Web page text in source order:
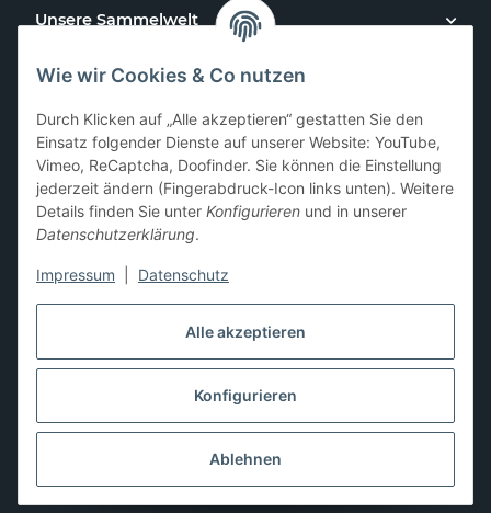
Alle akzeptieren
Konfigurieren
Ablehnen
Wie wir Cookies & Co nutzen
Durch Klicken auf „Alle akzeptieren“ gestatten Sie den
Einsatz folgender Dienste auf unserer Website: YouTube,
Vimeo, ReCaptcha, Doofinder. Sie können die Einstellung
jederzeit ändern (Fingerabdruck-Icon links unten). Weitere
Details finden Sie unter Konfigurieren und in unserer
Datenschutzerklärung.
Impressum Datenschutz
Unsere Sammelwelt
Kundenservice
News & Aktionen
Gesetzliche Informationen
Hier kannst du uns folgen:
* Alle Preise zzgl. gesetzlicher USt., zzgl.Versand
** Differenzbesteuerung gemäß § 25a UStG,